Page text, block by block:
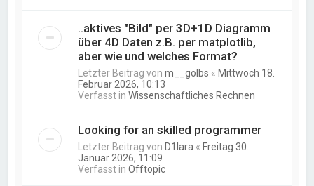
..aktives "Bild" per 3D+1D Diagramm
über 4D Daten z.B. per matplotlib,
aber wie und welches Format?
Letzter Beitrag vonm__golbs « Mittwoch 18.
Februar 2026, 10:13
Verfasst inWissenschaftliches Rechnen
Looking for an skilled programmer
Letzter Beitrag von D1lara « Freitag 30.
Januar 2026, 11:09
Verfasst inOfftopic